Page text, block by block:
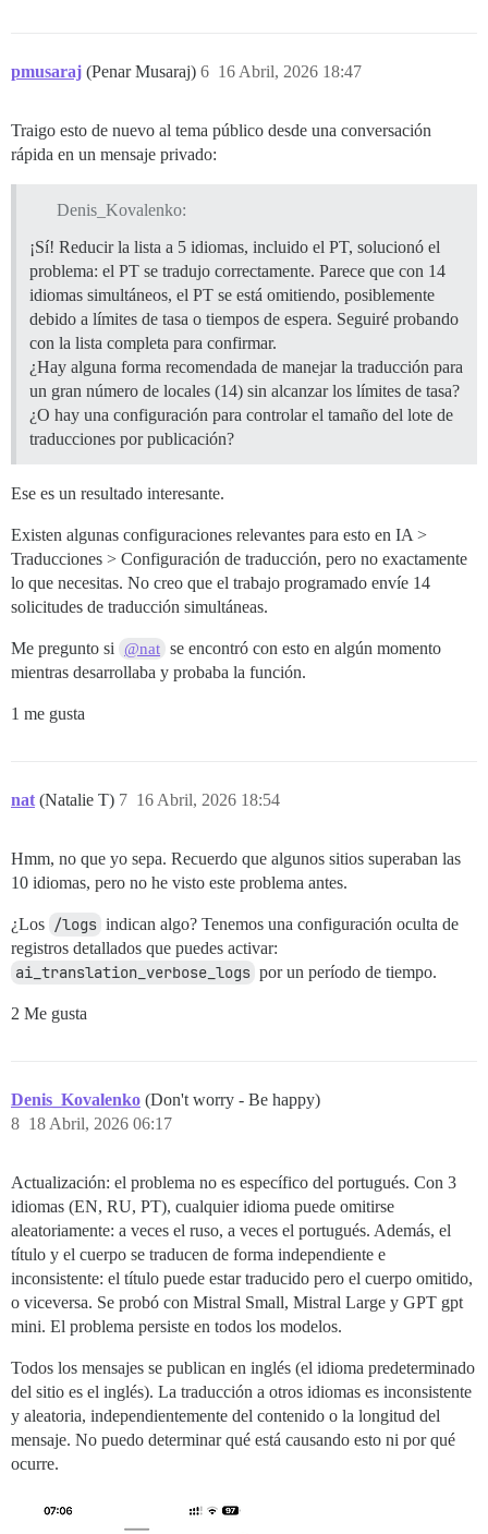
pmusaraj (Penar Musaraj) 16 Abril, 2026 18:47
6
Traigo esto de nuevo al tema público desde una conversación
rápida en un mensaje privado:
Denis_Kovalenko:
¡Sí! Reducir la lista a 5 idiomas, incluido el PT, solucionó el
problema: el PT se tradujo correctamente. Parece que con 14
idiomas simultáneos, el PT se está omitiendo, posiblemente
debido a límites de tasa o tiempos de espera. Seguiré probando
con la lista completa para confirmar.
¿Hay alguna forma recomendada de manejar la traducción para
un gran número de locales (14) sin alcanzar los límites de tasa?
¿O hay una configuración para controlar el tamaño del lote de
traducciones por publicación?
Ese es un resultado interesante.
Existen algunas configuraciones relevantes para esto en IA >
Traducciones > Configuración de traducción, pero no exactamente
lo que necesitas. No creo que el trabajo programado envíe 14
solicitudes de traducción simultáneas.
Me pregunto si @nat se encontró con esto en algún momento
mientras desarrollaba y probaba la función.
1 me gusta
nat (Natalie T) 16 Abril, 2026 18:54
7
Hmm, no que yo sepa. Recuerdo que algunos sitios superaban las
10 idiomas, pero no he visto este problema antes.
¿Los /logs indican algo? Tenemos una configuración oculta de
registros detallados que puedes activar:
ai_translation_verbose_logs por un período de tiempo.
2 Me gusta
Denis_Kovalenko (Don't worry - Be happy)
18 Abril, 2026 06:17
8
Actualización: el problema no es específico del portugués. Con 3
idiomas (EN, RU, PT), cualquier idioma puede omitirse
aleatoriamente: a veces el ruso, a veces el portugués. Además, el
título y el cuerpo se traducen de forma independiente e
inconsistente: el título puede estar traducido pero el cuerpo omitido,
o viceversa. Se probó con Mistral Small, Mistral Large y GPT gpt
mini. El problema persiste en todos los modelos.
Todos los mensajes se publican en inglés (el idioma predeterminado
del sitio es el inglés). La traducción a otros idiomas es inconsistente
y aleatoria, independientemente del contenido o la longitud del
mensaje. No puedo determinar qué está causando esto ni por qué
ocurre.